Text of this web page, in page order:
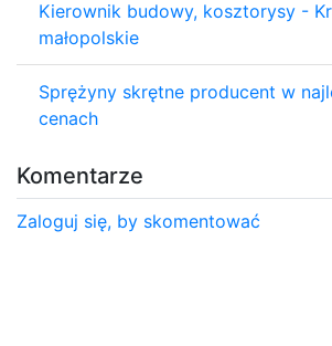
Kierownik budowy, kosztorysy -
małopolskie
Sprężyny skrętne producent w
cenach
Komentarze
Zaloguj się, by skomentować